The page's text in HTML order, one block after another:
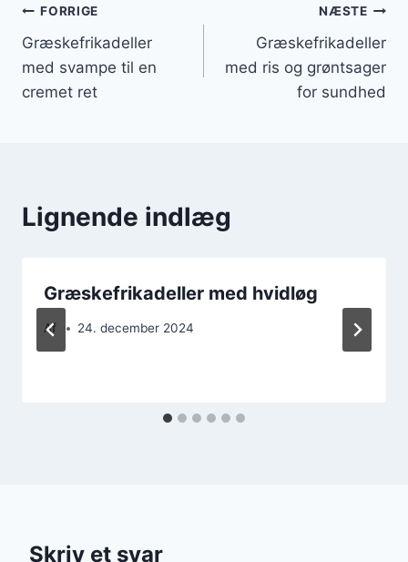
Indlægsnavigation
FORRIGE
Græskefrikadeller
med svampe til en
cremet ret
NÆSTE
Græskefrikadeller
med ris og grøntsager
for sundhed
Lignende indlæg
Græskefrikadeller med hvidløg
Af 24. december 2024
Skriv et svar